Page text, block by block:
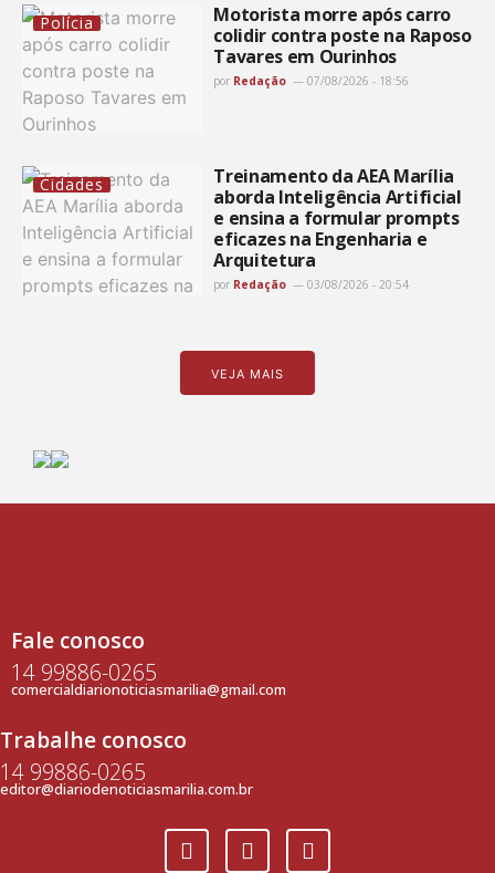
Polícia
Motorista morre após carro
colidir contra poste na Raposo
Tavares em Ourinhos
por Redação 07/08/2026 - 18:56
Cidades
Treinamento da AEA Marília
aborda Inteligência Artificial
e ensina a formular prompts
eficazes na Engenharia e
Arquitetura
por Redação 03/08/2026 - 20:54
VEJA MAIS
Fale conosco
14 99886-0265
comercialdiarionoticiasmarilia@gmail.com
Trabalhe conosco
14 99886-0265
editor@diariodenoticiasmarilia.com.br